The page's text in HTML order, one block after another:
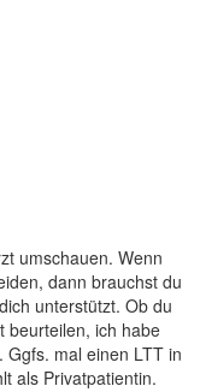
umschauen. Wenn
dann brauchst du
unterstützt. Ob du
beurteilen, ich habe
mal einen LTT in
als Privatpatientin.